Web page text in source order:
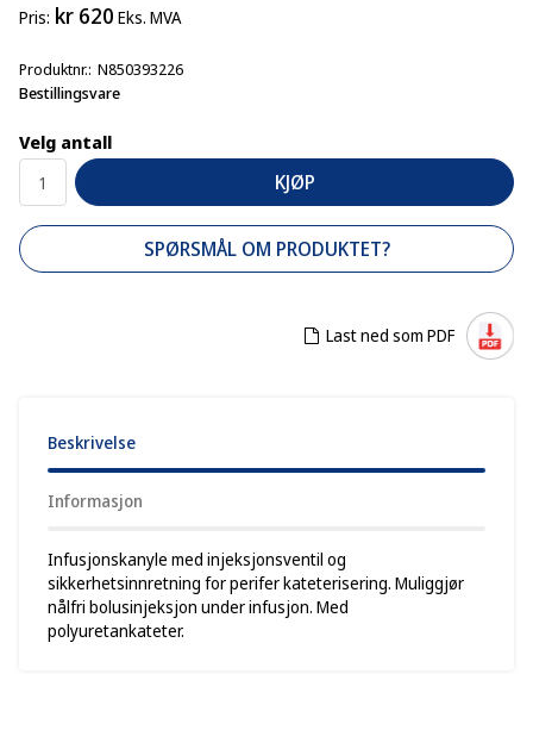
Pris kr 620 Eks. MVA
Produktnr. N850393226
Bestillingsvare
Velg antall
KJØP
SPØRSMÅL OM PRODUKTET?
Last ned som PDF
Beskrivelse
Informasjon
Infusjonskanyle med injeksjonsventil og
sikkerhetsinnretning for perifer kateterisering. Muliggjør
nålfri bolusinjeksjon under infusjon. Med
polyuretankateter.